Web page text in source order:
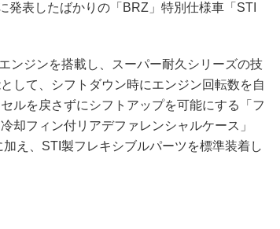
発表したばかりの「BRZ」特別仕様車「STI
ンジンを搭載し、スーパー耐久シリーズの技
して、シフトダウン時にエンジン回転数を自
ルを戻さずにシフトアップを可能にする「フ
却フィン付リアデファレンシャルケース」
え、STI製フレキシブルパーツを標準装着し